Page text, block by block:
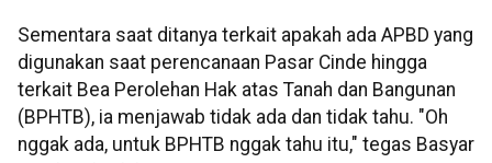
Sementara saat ditanya terkait apakah ada APBD yang
digunakan saat perencanaan Pasar Cinde hingga
terkait Bea Perolehan Hak atas Tanah dan Bangunan
(BPHTB), ia menjawab tidak ada dan tidak tahu. "Oh
nggak ada, untuk BPHTB nggak tahu itu," tegas Basyar